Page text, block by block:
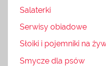
Salaterki
Serwisy obiadowe
Słoiki i pojemniki na
Smycze dla psów